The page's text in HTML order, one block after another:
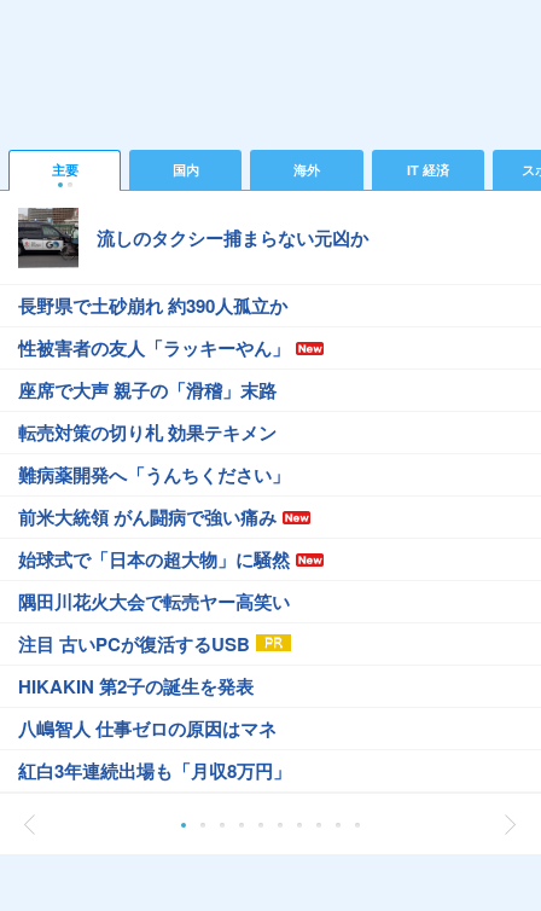
主要 国内 海外 IT 経済 ス
流しのタクシー捕まらない元凶か
長野県で土砂崩れ 約390人孤立か
性被害者の友人「ラッキーやん」
座席で大声 親子の「滑稽」末路
転売対策の切り札 効果テキメン
難病薬開発へ「うんちください」
前米大統領 がん闘病で強い痛み
始球式で「日本の超大物」に騒然
隅田川花火大会で転売ヤー高笑い
注目 古いPCが復活するUSB
HIKAKIN 第2子の誕生を発表
八嶋智人 仕事ゼロの原因はマネ
紅白3年連続出場も「月収8万円」